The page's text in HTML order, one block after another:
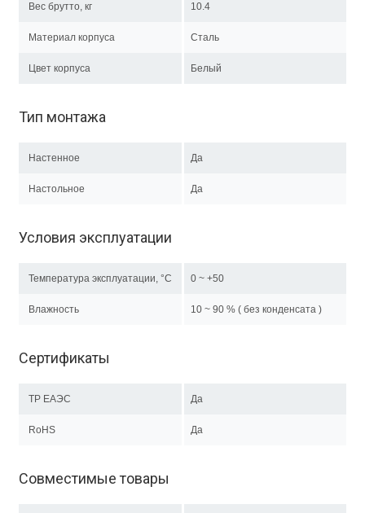
Вес брутто, кг 10.4
Материал корпуса Сталь
Цвет корпуса Белый
Тип монтажа
Настенное Да
Настольное Да
Условия эксплуатации
Температура эксплуатации, °C 0 ~ +50
Влажность 10 ~ 90 % ( без конденсата )
Сертификаты
ТР EAЭC Да
RoHS Да
Совместимые товары